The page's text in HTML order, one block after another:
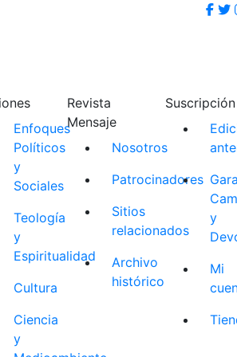
Enfoques
Políticos
y
Sociales
Teología
y
Espiritualidad
Cultura
Ciencia
y
Revista
Mensaje
Nosotros
Patrocinadores
Sitios
relacionados
Archivo
histórico
Suscripción
y
Mi